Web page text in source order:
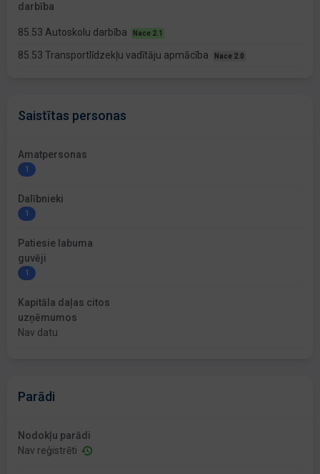
darbība
85.53 Autoskolu darbība Nace 2.1
85.53 Transportlīdzekļu vadītāju apmācība Nace 2.0
Saistītas personas
Amatpersonas
1
Dalībnieki
1
Patiesie labuma
guvēji
1
Kapitāla daļas citos
uzņēmumos
Nav datu
Parādi
Nodokļu parādi
Nav reģistrēti